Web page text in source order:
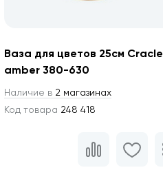
Ваза для цветов 25см Cracle
amber 380-630
Наличие в 2 магазинах
Код товара 248 418